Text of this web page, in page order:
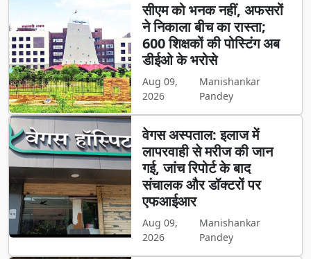
सीएम को भनक नहीं, अफसरों
ने निकाला बीच का रास्ता;
600 शिक्षकों की पोस्टिंग अब
डीईओ के भरोसे
Aug 09,
2026
Manishankar
Pandey
वेगस अस्पताल: इलाज में
लापरवाही से मरीज की जान
गई, जांच रिपोर्ट के बाद
संचालक और डॉक्टरों पर
एफआईआर
Aug 09,
2026
Manishankar
Pandey